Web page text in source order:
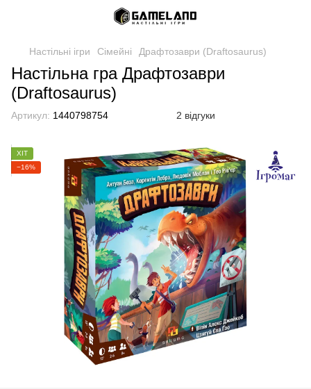
Настільні ігри Сімейні Драфтозаври (Draftosaurus)
Настільна гра Драфтозаври
(Draftosaurus)
Артикул: 1440798754 2 відгуки
ХІТ
−16%